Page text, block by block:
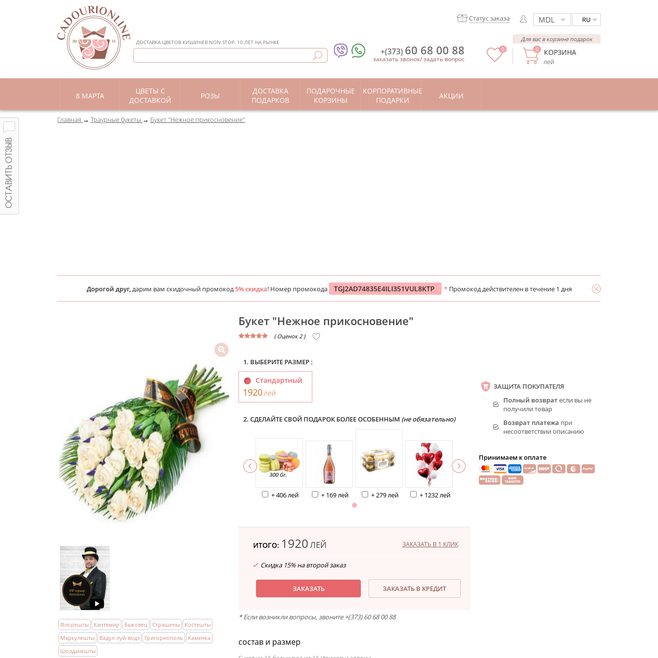
ДОСТАВКА ЦВЕТОВ КИШИНЕВ NON STOP. 10 ЛЕТ НА РЫНКЕ
RU
Статус заказа
КОРЗИНА
лей
0
Для вас в корзине подарок
0
+(373) 60 68 00 88
заказать звонок/задать вопрос
8 МАРТА
ЦВЕТЫ С
ДОСТАВКОЙ
РОЗЫ
ДОСТАВКА
ПОДАРКОВ
ПОДАРОЧНЫЕ
КОРЗИНЫ
КОРПОРАТИВНЫЕ
ПОДАРКИ
АКЦИИ
Главная Траурные букеты Букет "Нежное прикосновение"
Дорогой друг,дарим вам скидочный промокод5% скидка! Номер промокода TGJ2AD74835E4ILI351VUL8KTP * Промокод действителен в течение 1 дня
Флорешты Кантемир Быковец Страшены
Костешты
Маркулешты
Вадул-луй-водэ Григориополь
Каменка
Шолданешты
Букет "Нежное прикосновение"
( Оценок 2 )
1. ВЫБЕРИТЕ РАЗМЕР :
Стандартный
1920 лей
2. СДЕЛАЙТЕ СВОЙ ПОДАРОК БОЛЕЕ ОСОБЕННЫМ (не обязательно)
+ 406 лей + 169 лей + 279 лей + 1232 лей
ИТОГО: 1920ЛЕЙ ЗАКАЗАТЬ В 1 КЛИК
Скидка 15% на второй заказ
ЗАКАЗАТЬ ЗАКАЗАТЬ В КРЕДИТ
* Если возникли вопросы, звоните +(373) 60 68 00 88
состав и размер
ЗАЩИТА ПОКУПАТЕЛЯ
Полный возвратесли вы не
получили товар
Возврат платежа при
несоответствии описанию
Принимаем к оплате